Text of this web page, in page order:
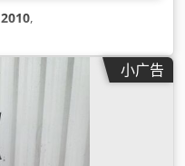
2010,
小广告